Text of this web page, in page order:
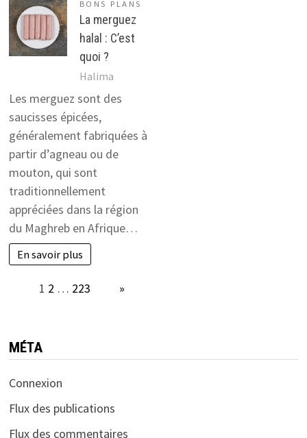
BONS PLANS
La merguez
halal : C’est
quoi ?
Halima
Les merguez sont des
saucisses épicées,
généralement fabriquées à
partir d’agneau ou de
mouton, qui sont
traditionnellement
appréciées dans la région
du Maghreb en Afrique…
En savoir plus
1 2 … 223 »
MÉTA
Connexion
Flux des publications
Flux des commentaires